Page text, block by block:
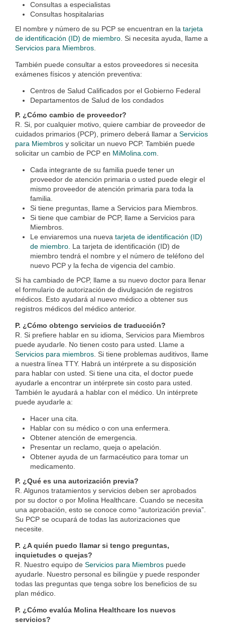
Consultas a especialistas
Consultas hospitalarias
El nombre y número de su PCP se encuentran en la tarjeta
de identificación (ID) de miembro. Si necesita ayuda, llame a
Servicios para Miembros.
También puede consultar a estos proveedores si necesita
exámenes físicos y atención preventiva:
Centros de Salud Calificados por el Gobierno Federal
Departamentos de Salud de los condados
P. ¿Cómo cambio de proveedor?
R. Si, por cualquier motivo, quiere cambiar de proveedor de
cuidados primarios (PCP), primero deberá llamar a Servicios
para Miembros y solicitar un nuevo PCP. También puede
solicitar un cambio de PCP en MiMolina.com.
Cada integrante de su familia puede tener un
proveedor de atención primaria o usted puede elegir el
mismo proveedor de atención primaria para toda la
familia.
Si tiene preguntas, llame a Servicios para Miembros.
Si tiene que cambiar de PCP, llame a Servicios para
Miembros.
Le enviaremos una nueva tarjeta de identificación (ID)
de miembro. La tarjeta de identificación (ID) de
miembro tendrá el nombre y el número de teléfono del
nuevo PCP y la fecha de vigencia del cambio.
Si ha cambiado de PCP, llame a su nuevo doctor para llenar
el formulario de autorización de divulgación de registros
médicos. Esto ayudará al nuevo médico a obtener sus
registros médicos del médico anterior.
P. ¿Cómo obtengo servicios de traducción?
R. Si prefiere hablar en su idioma, Servicios para Miembros
puede ayudarle. No tienen costo para usted. Llame a
Servicios para miembros. Si tiene problemas auditivos, llame
a nuestra línea TTY. Habrá un intérprete a su disposición
para hablar con usted. Si tiene una cita, el doctor puede
ayudarle a encontrar un intérprete sin costo para usted.
También le ayudará a hablar con el médico. Un intérprete
puede ayudarle a:
Hacer una cita.
Hablar con su médico o con una enfermera.
Obtener atención de emergencia.
Presentar un reclamo, queja o apelación.
Obtener ayuda de un farmacéutico para tomar un
medicamento.
P. ¿Qué es una autorización previa?
R. Algunos tratamientos y servicios deben ser aprobados
por su doctor o por Molina Healthcare. Cuando se necesita
una aprobación, esto se conoce como “autorización previa”.
Su PCP se ocupará de todas las autorizaciones que
necesite.
P. ¿A quién puedo llamar si tengo preguntas,
inquietudes o quejas?
R. Nuestro equipo de Servicios para Miembros puede
ayudarle. Nuestro personal es bilingüe y puede responder
todas las preguntas que tenga sobre los beneficios de su
plan médico.
P. ¿Cómo evalúa Molina Healthcare los nuevos
servicios?